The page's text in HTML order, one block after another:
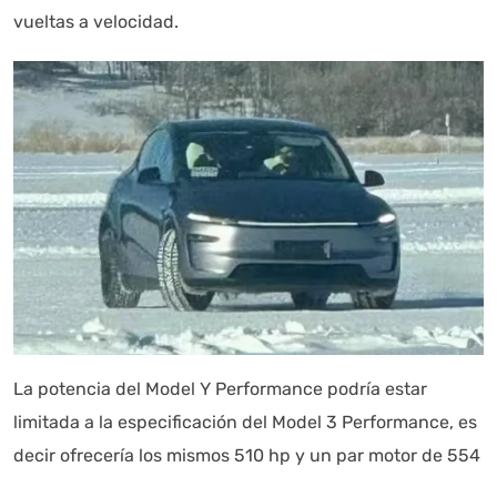
vueltas a velocidad.
La potencia del Model Y Performance podría estar
limitada a la especificación del Model 3 Performance, es
decir ofrecería los mismos 510 hp y un par motor de 554